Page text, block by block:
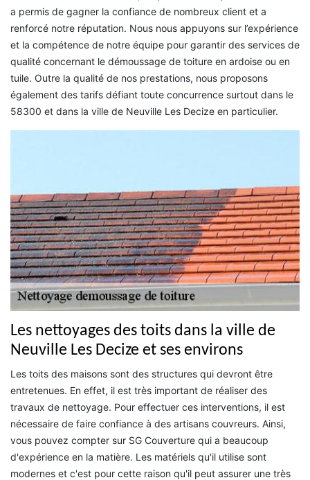
a permis de gagner la confiance de nombreux client et a
renforcé notre réputation. Nous nous appuyons sur l’expérience
et la compétence de notre équipe pour garantir des services de
qualité concernant le démoussage de toiture en ardoise ou en
tuile. Outre la qualité de nos prestations, nous proposons
également des tarifs défiant toute concurrence surtout dans le
58300 et dans la ville de Neuville Les Decize en particulier.
Les nettoyages des toits dans la ville de
Neuville Les Decize et ses environs
Les toits des maisons sont des structures qui devront être
entretenues. En effet, il est très important de réaliser des
travaux de nettoyage. Pour effectuer ces interventions, il est
nécessaire de faire confiance à des artisans couvreurs. Ainsi,
vous pouvez compter sur SG Couverture qui a beaucoup
d'expérience en la matière. Les matériels qu'il utilise sont
modernes et c'est pour cette raison qu'il peut assurer une très